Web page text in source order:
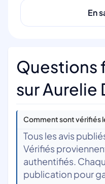
En
Questions
sur Aurelie
Comment sont vérifiés
Tous les avis
Vérifiés
authentifiés.
publication pour